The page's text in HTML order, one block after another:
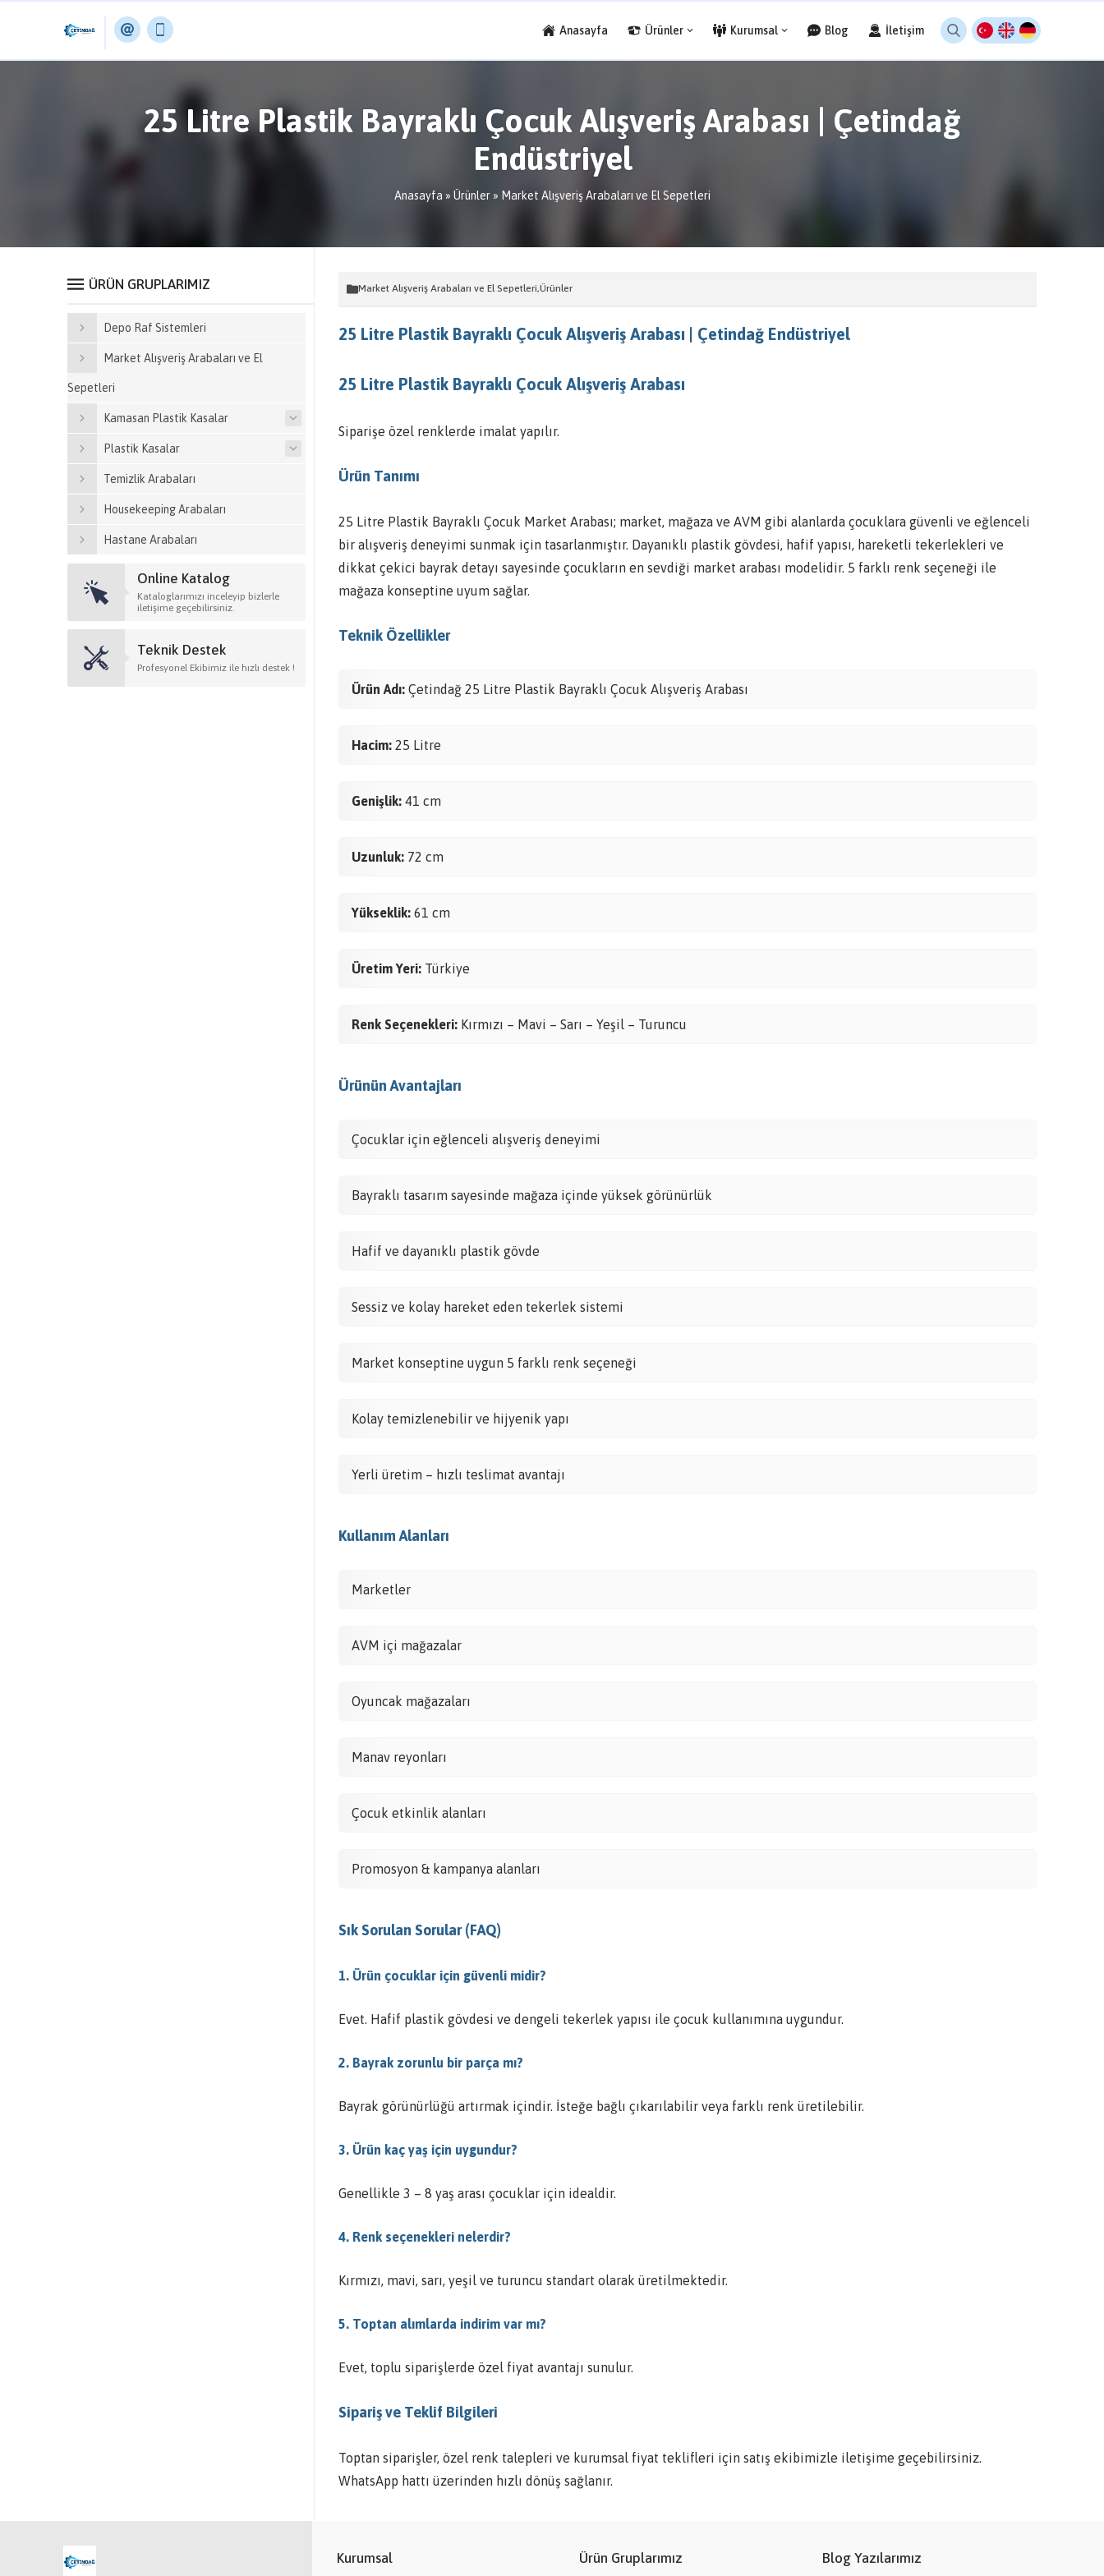
Anasayfa Ürünler Kurumsal Blog İletişim
25 Litre Plastik Bayraklı Çocuk Alışveriş Arabası | Çetindağ
Endüstriyel
Anasayfa » Ürünler» Market Alışveriş Arabaları ve El Sepetleri
Market Alışveriş Arabaları ve El Sepetleri,Ürünler
25 Litre Plastik Bayraklı Çocuk Alışveriş Arabası | Çetindağ Endüstriyel
25 Litre Plastik Bayraklı Çocuk Alışveriş Arabası
Siparişe özel renklerde imalat yapılır.
Ürün Tanımı
25 Litre Plastik Bayraklı Çocuk Market Arabası; market, mağaza ve AVM gibi alanlarda çocuklara güvenli ve eğlenceli
bir alışveriş deneyimi sunmak için tasarlanmıştır. Dayanıklı plastik gövdesi, hafif yapısı, hareketli tekerlekleri ve
dikkat çekici bayrak detayı sayesinde çocukların en sevdiği market arabası modelidir. 5 farklı renk seçeneği ile
mağaza konseptine uyum sağlar.
Teknik Özellikler
Ürün Adı: Çetindağ 25 Litre Plastik Bayraklı Çocuk Alışveriş Arabası
Hacim: 25 Litre
Genişlik: 41 cm
Uzunluk: 72 cm
Yükseklik: 61 cm
Üretim Yeri: Türkiye
Renk Seçenekleri: Kırmızı – Mavi – Sarı – Yeşil – Turuncu
Ürünün Avantajları
Çocuklar için eğlenceli alışveriş deneyimi
Bayraklı tasarım sayesinde mağaza içinde yüksek görünürlük
Hafif ve dayanıklı plastik gövde
Sessiz ve kolay hareket eden tekerlek sistemi
Market konseptine uygun 5 farklı renk seçeneği
Kolay temizlenebilir ve hijyenik yapı
Yerli üretim – hızlı teslimat avantajı
Kullanım Alanları
Marketler
AVM içi mağazalar
Oyuncak mağazaları
Manav reyonları
Çocuk etkinlik alanları
Promosyon & kampanya alanları
Sık Sorulan Sorular (FAQ)
1. Ürün çocuklar için güvenli midir?
Evet. Hafif plastik gövdesi ve dengeli tekerlek yapısı ile çocuk kullanımına uygundur.
2. Bayrak zorunlu bir parça mı?
Bayrak görünürlüğü artırmak içindir. İsteğe bağlı çıkarılabilir veya farklı renk üretilebilir.
3. Ürün kaç yaş için uygundur?
Genellikle 3 – 8 yaş arası çocuklar için idealdir.
4. Renk seçenekleri nelerdir?
Kırmızı, mavi, sarı, yeşil ve turuncu standart olarak üretilmektedir.
5. Toptan alımlarda indirim var mı?
Evet, toplu siparişlerde özel fiyat avantajı sunulur.
Sipariş ve Teklif Bilgileri
Toptan siparişler, özel renk talepleri ve kurumsal fiyat teklifleri için satış ekibimizle iletişime geçebilirsiniz.
WhatsApp hattı üzerinden hızlı dönüş sağlanır.
ÜRÜN GRUPLARIMIZ
Depo Raf Sistemleri
Market Alışveriş Arabaları ve El
Sepetleri
Kamasan Plastik Kasalar
Plastik Kasalar
Temizlik Arabaları
Housekeeping Arabaları
Hastane Arabaları
Online Katalog
Kataloglarımızı inceleyip bizlerle
iletişime geçebilirsiniz.
Teknik Destek
Profesyonel Ekibimiz ile hızlı destek !
Kurumsal Ürün Gruplarımız Blog Yazılarımız